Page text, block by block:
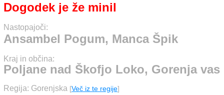
Dogodek je že minil
Nastopajoči:
Ansambel Pogum, Manca Špik
Kraj in občina:
Poljane nad Škofjo Loko, Gorenja vas
Regija: Gorenjska [Več iz te regije]